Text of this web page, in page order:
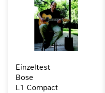
Einzeltest
Bose
L1 Compact